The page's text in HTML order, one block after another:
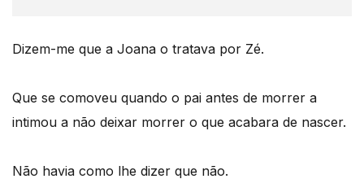
Dizem-me que a Joana o tratava por Zé.
Que se comoveu quando o pai antes de morrer a
intimou a não deixar morrer o que acabara de nascer.
Não havia como lhe dizer que não.